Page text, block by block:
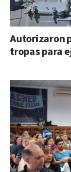
Autorizaron
tropas para